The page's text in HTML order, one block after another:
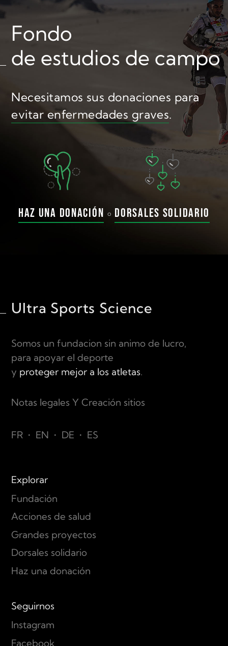
Fondo
de estudios de campo
Necesitamos sus donaciones para
evitar enfermedades graves.
Haz una donación o Dorsales solidario
Ultra Sports Science
Somos un fundacion sin animo de lucro,
para apoyar el deporte
y proteger mejor a los atletas.
Notas legales Y Creación sitios
FR • EN • DE • ES
Explorar
Fundación
Acciones de salud
Grandes proyectos
Dorsales solidario
Haz una donación
Seguirnos
Instagram
Facebook